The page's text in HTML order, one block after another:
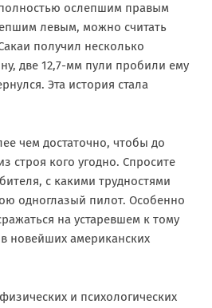
ослепшим правым
левым, можно считать
получил несколько
две 12,7-мм пули пробили ему
Эта история стала
чем достаточно, чтобы до
строя кого угодно. Спросите
с какими трудностями
одноглазый пилот. Особенно
на устаревшем к тому
новейших американских
и психологических